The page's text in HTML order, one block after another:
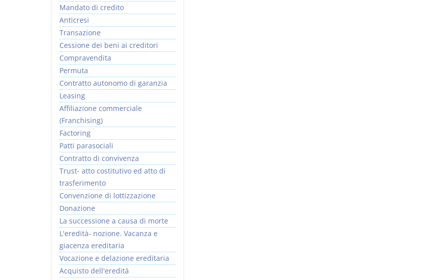
Mandato di credito
Anticresi
Transazione
Cessione dei beni ai creditori
Compravendita
Permuta
Contratto autonomo di garanzia
Leasing
Affiliazione commerciale
(Franchising)
Factoring
Patti parasociali
Contratto di convivenza
Trust- atto costitutivo ed atto di
trasferimento
Convenzione di lottizzazione
Donazione
La successione a causa di morte
L'eredità- nozione. Vacanza e
giacenza ereditaria
Vocazione e delazione ereditaria
Acquisto dell'eredità